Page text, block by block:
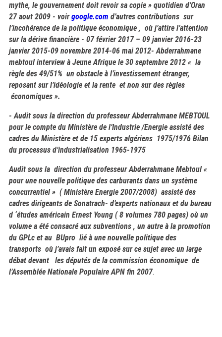
mythe, le gouvernement doit revoir sa copie » quotidien d’Oran
27 aout 2009 - voirgoogle.com d’autres contributions sur
l’incohérence de la politique économique , où j’attire l’attention
sur la dérive financière - 07 février 2017 – 09 janvier 2016-23
janvier 2015-09 novembre 2014-06 mai 2012- Abderrahmane
mebtoul interview à Jeune Afrique le 30 septembre 2012 « la
règle des 49/51% un obstacle à l’investissement étranger,
reposant sur l’idéologie et la rente et non sur des règles
économiques ».
- Audit sous la direction du professeur Abderrahmane MEBTOUL
pour le compte du Ministère de l’Industrie /Energie assisté des
cadres du Ministère et de 15 experts algériens 1975/1976 Bilan
du processus d’industrialisation 1965-1975
Audit sous la direction du professeur Abderrahmane Mebtoul «
pour une nouvelle politique des carburants dans un système
concurrentiel » ( Ministère Energie 2007/2008) assisté des
cadres dirigeants de Sonatrach- d’experts nationaux et du bureau
d ‘études américain Ernest Young ( 8 volumes 780 pages) où un
volume a été consacré aux subventions , un autre à la promotion
du GPLc et au BUpro lié à une nouvelle politique des
transports où j’avais fait un exposé sur ce sujet avec un large
débat devant les députés de la commission économique de
l’Assemblée Nationale Populaire APN fin 2007.